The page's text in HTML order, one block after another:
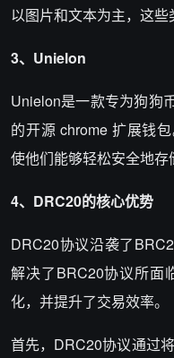
以图片和文本为主，这些
3、Unielon
Unielon是一款专为狗狗
的开源 chrome 扩展钱
使他们能够轻松安全地存
4、DRC20的核心优势
DRC20协议沿袭了
解决了BRC20协议所面
化，并提升了交易效率。
首先，DRC20协议通过